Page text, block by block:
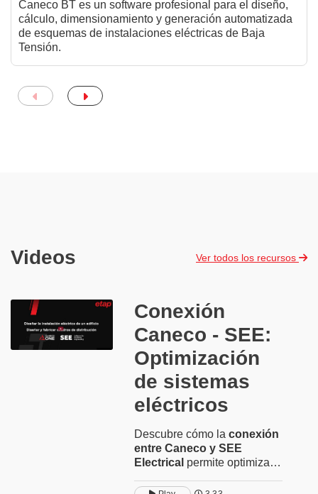
Caneco BT es un software profesional para el diseño,
cálculo, dimensionamiento y generación automatizada
de esquemas de instalaciones eléctricas de Baja
Tensión.
Videos Ver todos los recursos
Conexión
Caneco - SEE:
Optimización
de sistemas
eléctricos
Descubre cómo laconexión
entre Caneco y SEE
Electrical permite optimizar
documentación de